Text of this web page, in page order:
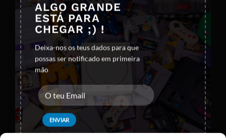
ALGO GRANDE
ESTÁ PARA
CHEGAR ;) !
Deixa-nos os teus dados para que
possas ser notificado em primeira
mão
Visa PayPal Stripe MasterCardCash